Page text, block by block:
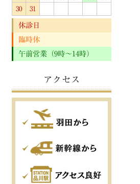
30
31
休診日
臨時休
午前営業（9時～14時）
アクセス